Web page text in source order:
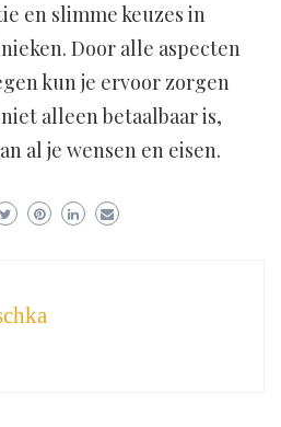
en slimme keuzes in
Door alle aspecten
kun je ervoor zorgen
alleen betaalbaar is,
al je wensen en eisen.